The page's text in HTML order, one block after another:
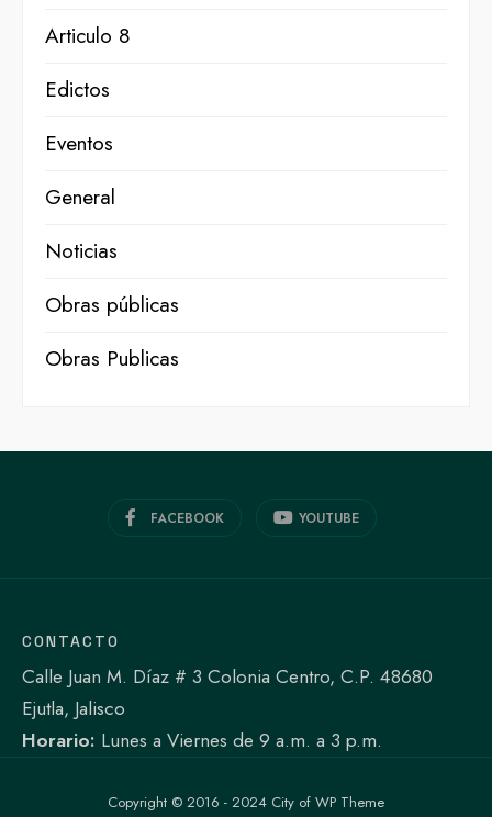
Articulo 8
Edictos
Eventos
General
Noticias
Obras públicas
Obras Publicas
FACEBOOK YOUTUBE
CONTACTO
Calle Juan M. Díaz # 3 Colonia Centro, C.P. 48680
Ejutla, Jalisco
Horario: Lunes a Viernes de 9 a.m. a 3 p.m.
Copyright © 2016 - 2024 City of WP Theme